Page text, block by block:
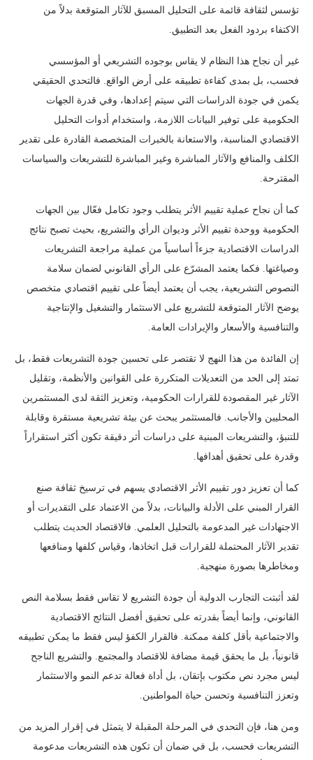
تؤسس لثقافة قائمة على التحليل المسبق للآثار المتوقعة بدلاً من
الاكتفاء بردود الفعل بعد التطبيق.
غير أن نجاح هذا النظام لا يقاس بوجوده التشريعي أو المؤسسي
فحسب، بل بمدى كفاءة تطبيقه على أرض الواقع. فالتحدي الحقيقي
يكمن في جودة الدراسات التي سيتم إعدادها، وفي قدرة الجهات
الحكومية على توفير البيانات اللازمة، واستخدام أدوات التحليل
الاقتصادي المناسبة، والاستعانة بالخبرات المتخصصة القادرة على تقدير
الكلف والمنافع والآثار المباشرة وغير المباشرة للتشريعات والسياسات
المقترحة.
كما أن نجاح عملية تقييم الأثر يتطلب وجود تكامل فعّال بين الجهات
الحكومية ووحدة تقييم الأثر وديوان الرأي والتشريع، بحيث تصبح نتائج
الدراسات الاقتصادية جزءاً أساسياً من عملية مراجعة التشريعات
وصياغتها. فكما يعتمد المشرّع على الرأي القانوني لضمان سلامة
النصوص التشريعية، يجب أن يعتمد أيضاً على تقييم اقتصادي متخصص
يوضح الآثار المتوقعة للتشريع على الاستثمار والتشغيل والإنتاجية
والتنافسية والأسعار والإيرادات العامة.
إن الفائدة من هذا النهج لا تقتصر على تحسين جودة التشريعات فقط، بل
تمتد إلى الحد من التعديلات المتكررة على القوانين والأنظمة، وتقليل
الآثار غير المقصودة للقرارات الحكومية، وتعزيز الثقة لدى المستثمرين
المحليين والأجانب. فالمستثمر يبحث عن بيئة تشريعية مستقرة وقابلة
للتنبؤ، والتشريعات المبنية على دراسات أثر دقيقة تكون أكثر استقراراً
وقدرة على تحقيق أهدافها.
كما أن تعزيز دور تقييم الأثر الاقتصادي يسهم في ترسيخ ثقافة صنع
القرار المبني على الأدلة والبيانات، بدلاً من الاعتماد على التقديرات أو
الاجتهادات غير المدعومة بالتحليل العلمي. فالاقتصاد الحديث يتطلب
تقدير الآثار المحتملة للقرارات قبل اتخاذها، وقياس كلفها ومنافعها
ومخاطرها بصورة منهجية.
لقد أثبتت التجارب الدولية أن جودة التشريع لا تقاس فقط بسلامة النص
القانوني، وإنما أيضاً بقدرته على تحقيق أفضل النتائج الاقتصادية
والاجتماعية بأقل كلفة ممكنة. فالقرار الكفؤ ليس فقط ما يمكن تطبيقه
قانونياً، بل ما يحقق قيمة مضافة للاقتصاد والمجتمع. والتشريع الناجح
ليس مجرد نص مكتوب بإتقان، بل أداة فعالة تدعم النمو والاستثمار
وتعزز التنافسية وتحسن حياة المواطنين.
ومن هنا، فإن التحدي في المرحلة المقبلة لا يتمثل في إقرار المزيد من
التشريعات فحسب، بل في ضمان أن تكون هذه التشريعات مدعومة